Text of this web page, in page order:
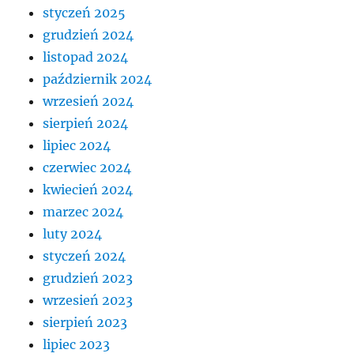
styczeń 2025
grudzień 2024
listopad 2024
październik 2024
wrzesień 2024
sierpień 2024
lipiec 2024
czerwiec 2024
kwiecień 2024
marzec 2024
luty 2024
styczeń 2024
grudzień 2023
wrzesień 2023
sierpień 2023
lipiec 2023